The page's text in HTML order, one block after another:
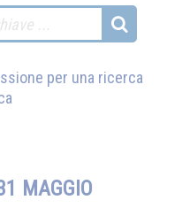
per una ricerca
MAGGIO